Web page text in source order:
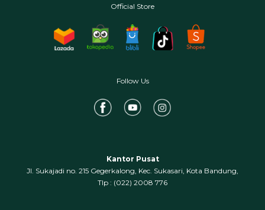
Official Store
Follow Us
Kantor Pusat
Jl. Sukajadi no. 215 Gegerkalong, Kec. Sukasari, Kota Bandung,
‍Tlp : (022) 2008 776